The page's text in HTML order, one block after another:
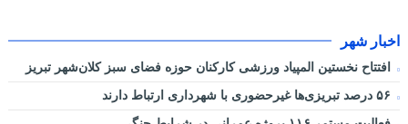
اخبار شهر
افتتاح نخستین المپیاد ورزشی کارکنان حوزه فضای سبز کلان‌شهر تبریز